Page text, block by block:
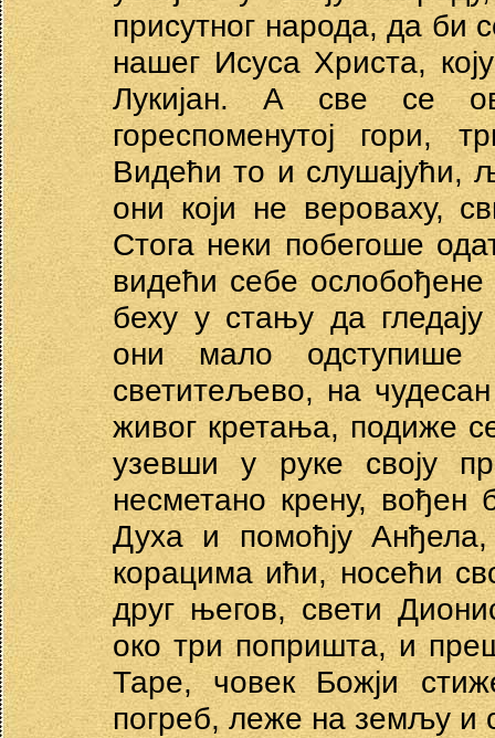
присутног народа, да би
нашег Исуса Христа,
Лукијан. А све се
гореспоменутој гори,
Видећи то и слушајући,
они који не вероваху,
Стога неки побегоше
видећи себе
беху у стању да
они мало
светитељево, на
живог кретања, подиже
узевши у руке своју
несметано крену, вођен
Духа и помоћју
корацима ићи, носећи
друг његов, свети
око три попришта, и
Таре, човек Божји
погреб, леже на земљу и